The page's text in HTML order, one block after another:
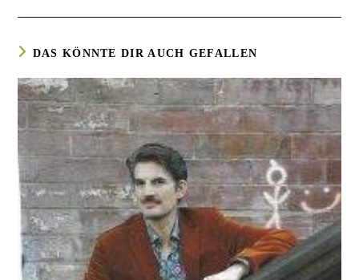
DAS KÖNNTE DIR AUCH GEFALLEN